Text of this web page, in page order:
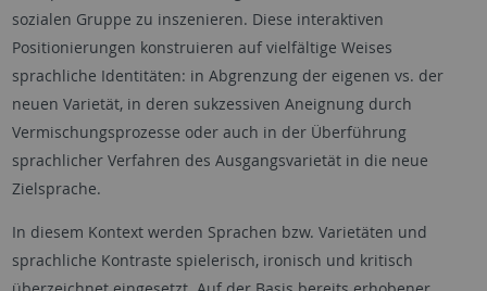
sozialen Gruppe zu inszenieren. Diese interaktiven
Positionierungen konstruieren auf vielfältige Weises
sprachliche Identitäten: in Abgrenzung der eigenen vs. der
neuen Varietät, in deren sukzessiven Aneignung durch
Vermischungsprozesse oder auch in der Überführung
sprachlicher Verfahren des Ausgangsvarietät in die neue
Zielsprache.
In diesem Kontext werden Sprachen bzw. Varietäten und
sprachliche Kontraste spielerisch, ironisch und kritisch